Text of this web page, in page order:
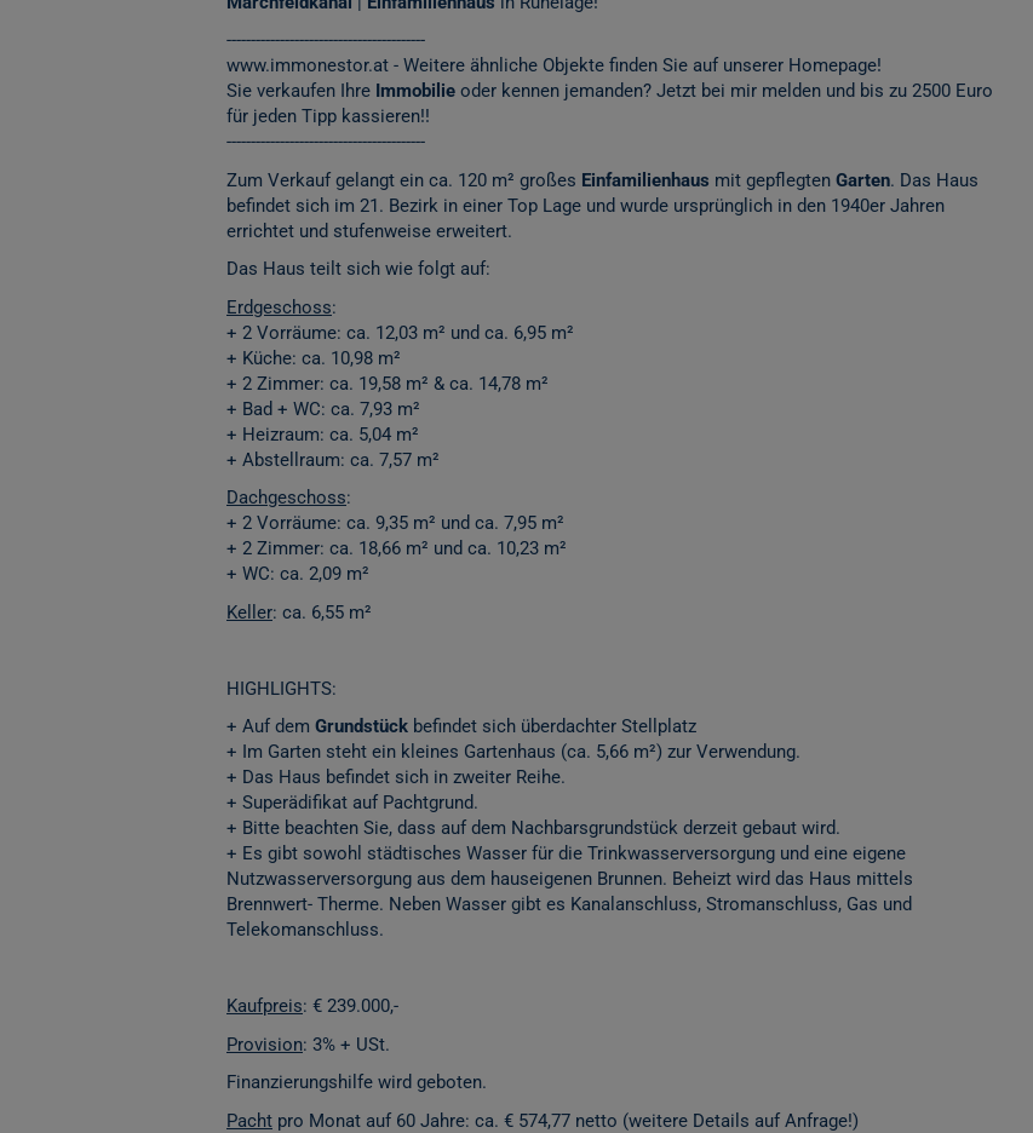
-----------------------------------------
www.immonestor.at - Weitere ähnliche Objekte finden Sie auf unserer Homepage!
Sie verkaufen Ihre Immobilie oder kennen jemanden? Jetzt bei mir melden und bis zu 2500 Euro
für jeden Tipp kassieren!!
-----------------------------------------
Zum Verkauf gelangt ein ca. 120 m² großes Einfamilienhaus mit gepflegten Garten. Das Haus
befindet sich im 21. Bezirk in einer Top Lage und wurde ursprünglich in den 1940er Jahren
errichtet und stufenweise erweitert.
Das Haus teilt sich wie folgt auf:
Erdgeschoss:
+ 2 Vorräume: ca. 12,03 m² und ca. 6,95 m²
+ Küche: ca. 10,98 m²
+ 2 Zimmer: ca. 19,58 m² & ca. 14,78 m²
+ Bad + WC: ca. 7,93 m²
+ Heizraum: ca. 5,04 m²
+ Abstellraum: ca. 7,57 m²
Dachgeschoss:
+ 2 Vorräume: ca. 9,35 m² und ca. 7,95 m²
+ 2 Zimmer: ca. 18,66 m² und ca. 10,23 m²
+ WC: ca. 2,09 m²
Keller: ca. 6,55 m²
HIGHLIGHTS:
+ Auf dem Grundstück befindet sich überdachter Stellplatz
+ Im Garten steht ein kleines Gartenhaus (ca. 5,66 m²) zur Verwendung.
+ Das Haus befindet sich in zweiter Reihe.
+ Superädifikat auf Pachtgrund.
+ Bitte beachten Sie, dass auf dem Nachbarsgrundstück derzeit gebaut wird.
+ Es gibt sowohl städtisches Wasser für die Trinkwasserversorgung und eine eigene
Nutzwasserversorgung aus dem hauseigenen Brunnen. Beheizt wird das Haus mittels
Brennwert- Therme. Neben Wasser gibt es Kanalanschluss, Stromanschluss, Gas und
Telekomanschluss.
Kaufpreis: € 239.000,-
Provision: 3% + USt.
Finanzierungshilfe wird geboten.
Pacht pro Monat auf 60 Jahre: ca. € 574,77 netto (weitere Details auf Anfrage!)